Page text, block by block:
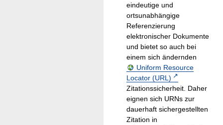
eindeutige und
ortsunabhängige
Referenzierung
elektronischer Dokumente
und bietet so auch bei
einem sich ändernden
Uniform Resource
Locator (URL)
Zitationssicherheit. Daher
eignen sich URNs zur
dauerhaft sichergestellten
Zitation in